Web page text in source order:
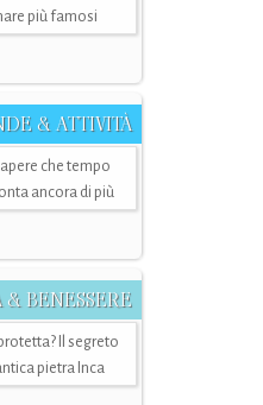
più famosi
& ATTIVITÀ
che tempo
ancora di più
& BENESSERE
Il segreto
pietra Inca